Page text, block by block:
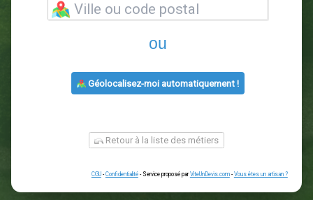
votre projet :
ou
Géolocalisez-moi automatiquement !